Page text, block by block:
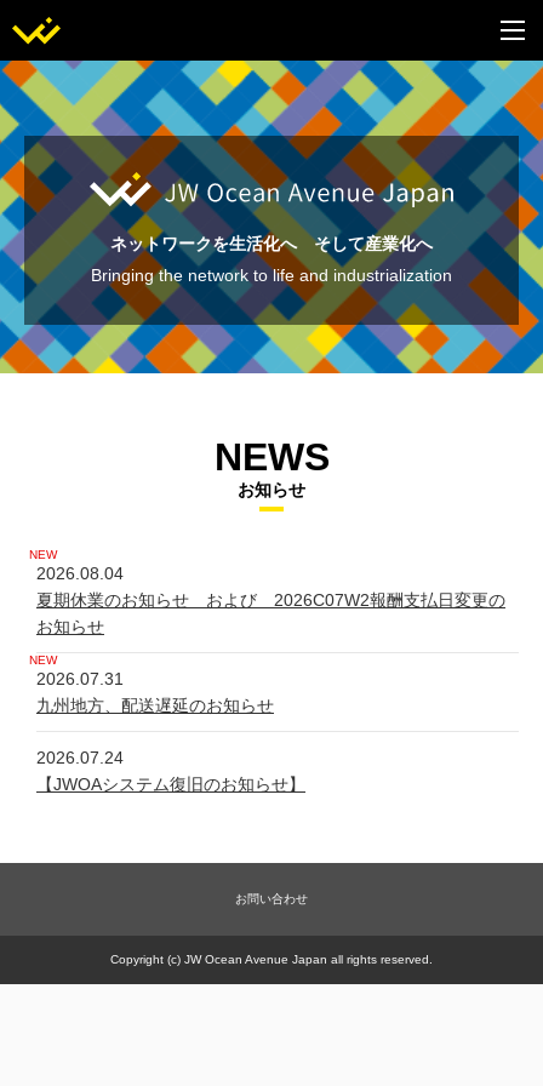
ネットワークを生活化へ そして産業化へ
Bringing the network to life and industrialization
NEWS
お知らせ
2026.08.04
夏期休業のお知らせ および 2026C07W2報酬支払日変更の
お知らせ
2026.07.31
九州地方、配送遅延のお知らせ
2026.07.24
【JWOAシステム復旧のお知らせ】
システム不具合について
新規商品【太古の甕 細胞浴サロン営業権】販売一時休止の件
お問い合わせ
Copyright (c) JW Ocean Avenue Japan all rights reserved.